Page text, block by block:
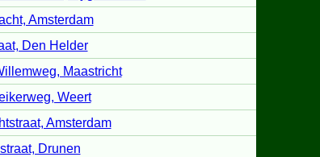
Amsterdam
Den Helder
Maastricht
Weert
Amsterdam
Drunen